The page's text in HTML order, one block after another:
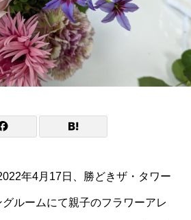
年4月17日、勝どきザ・タワー
ルームにて親子のフラワーアレ